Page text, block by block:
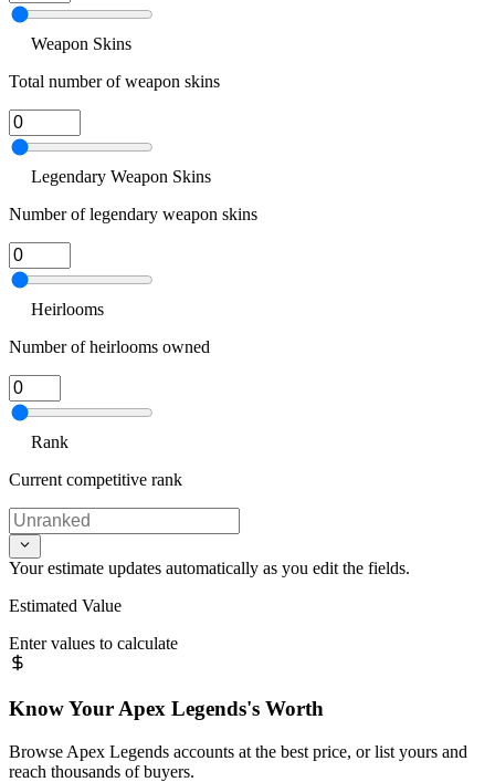
Weapon Skins
Total number of weapon skins
Legendary Weapon Skins
Number of legendary weapon skins
Heirlooms
Number of heirlooms owned
Rank
Current competitive rank
Your estimate updates automatically as you edit the fields.
Estimated Value
Enter values to calculate
Know Your Apex Legends's Worth
Browse Apex Legends accounts at the best price, or list yours and
reach thousands of buyers.